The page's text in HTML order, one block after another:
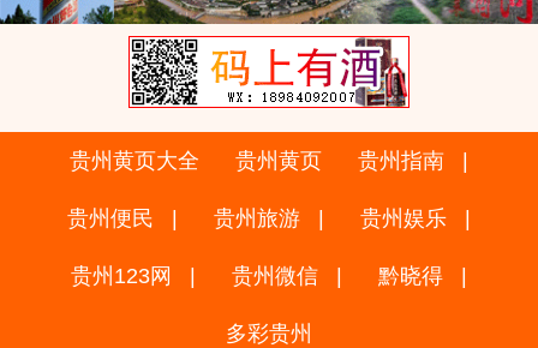
贵州黄页大全 贵州黄页 贵州指南
贵州便民 贵州旅游 贵州娱乐
贵州123网 贵州微信 黔晓得
多彩贵州